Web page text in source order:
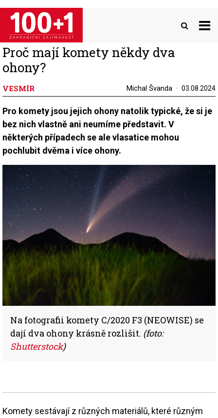
Přejít
hlavnímu
obsahu
Proč mají komety někdy dva
ohony?
VESMÍR Michal Švanda 03.08.2024
Pro komety jsou jejich ohony natolik typické, že si je
bez nich vlastně ani neumíme představit. V
některých případech se ale vlasatice mohou
pochlubit dvěma i více ohony.
Na fotografii komety C/2020 F3 (NEOWISE) se
dají dva ohony krásně rozlišit. (foto:
Shutterstock)
Komety sestávají z různých materiálů, které různým